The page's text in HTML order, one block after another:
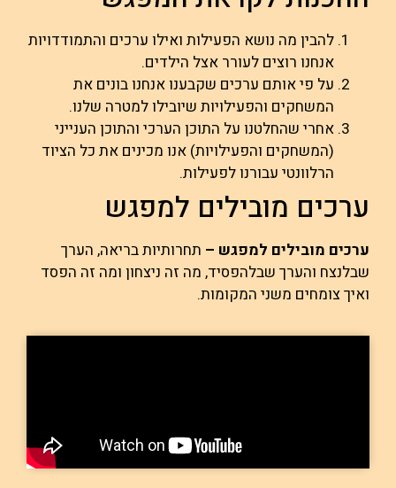
להבין מה נושא הפעילות ואילו ערכים והתמודדויות
אנחנו רוצים לעורר אצל הילדים.
על פי אותם ערכים שקבענו אנחנו בונים את
המשחקים והפעילויות שיובילו למטרה שלנו.
אחרי שהחלטנו על התוכן הערכי והתוכן הענייני
(המשחקים והפעילויות) אנו מכינים את כל הציוד
הרלוונטי עבורנו לפעילות.
ערכים מובילים למפגש
ערכים מובילים למפגש – תחרותיות בריאה, הערך
שבלנצח והערך שבלהפסיד, מה זה ניצחון ומה זה הפסד
ואיך צומחים משני המקומות.